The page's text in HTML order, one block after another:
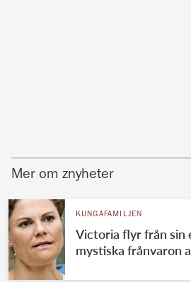
Mer om znyheter
KUNGAFAMILJEN
Victoria flyr från sin
mystiska frånvaron